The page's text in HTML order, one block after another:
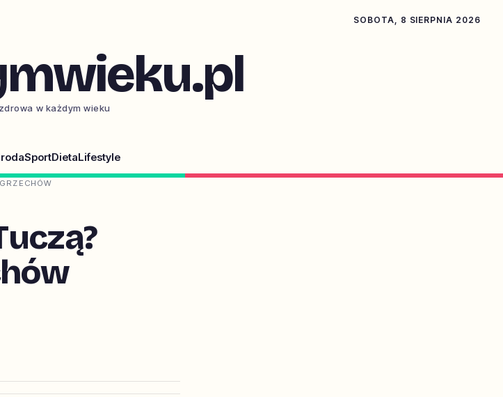
SOBOTA, 8 SIERPNIA 2026
w każdym wieku
SportDietaLifestyle